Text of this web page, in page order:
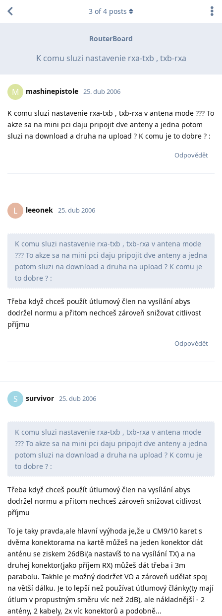
RouterBoard
K comu sluzi nastavenie rxa-txb , txb-rxa
3 of4 posts
M mashinepistole 25. dub 2006
K comu sluzi nastavenie rxa-txb , txb-rxa v antena mode ??? To
akze sa na mini pci daju pripojit dve anteny a jedna potom
sluzi na download a druha na upload ? K comu je to dobre ? :
Odpovědět
L leeonek 25. dub 2006
K comu sluzi nastavenie rxa-txb , txb-rxa v antena mode
??? To akze sa na mini pci daju pripojit dve anteny a jedna
potom sluzi na download a druha na upload ? K comu je
to dobre ? :
Třeba když chceš použít útlumový člen na vysílání abys
dodržel normu a přitom nechceš zároveň snižovat citlivost
příjmu
Odpovědět
S survivor 25. dub 2006
K comu sluzi nastavenie rxa-txb , txb-rxa v antena mode
??? To akze sa na mini pci daju pripojit dve anteny a jedna
potom sluzi na download a druha na upload ? K comu je
to dobre ? :
Třeba když chceš použít útlumový člen na vysílání abys
dodržel normu a přitom nechceš zároveň snižovat citlivost
příjmu
To je taky pravda,ale hlavní vyýhoda je,že u CM9/10 karet s
dvěma konektorama na kartě můžeš na jeden konektor dát
anténu se ziskem 26dBi(a nastavíš to na vysílání TX) a na
druhej konektor(jako příjem RX) můžeš dát třeba i 3m
parabolu. Takhle je možný dodržet VO a zároveň udělat spoj
na větší dálku. Je to lepší než používat útlumový články(ty mají
útlum v propustným směru víc než 2dB), ale nákladnější - 2
antény, 2 kabely, 2x víc konektorů a podobně...